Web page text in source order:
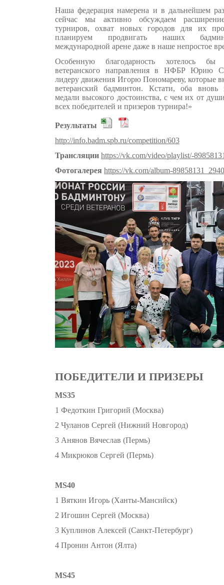
Наша федерация намерена и в дальнейшем
сейчас мы активно обсуждаем
турниров, охват новых городов для их
планируем продвигать наших
международной арене даже в наше непростое
Особенную благодарность хотелось бы
ветеранского направления в НФБР Юрию
лидеру движения Игорю Пономареву, которые
ветеранский бадминтон. Кстати, оба вновь
медали высокого достоинства, с чем их от
всех победителей и призеров турнира!»
Результаты
http://info.badm.spb.ru/competition/603
Трансляции https://vk.com/video/playlist/-
Фотогалерея https://vk.com/album-
ПОБЕДИТЕЛИ И ПРИЗЕРЫ
MS35
1 Федоткин Григорий (Москва)
2 Чуланов Сергей (Нижний Новгород)
3 Анянов Вячеслав (Пермь)
4 Микрюков Сергей (Пермь)
MS40
1 Вяткин Игорь (Ханты-Мансийск)
2 Игошин Сергей (Москва)
3 Куплинов Алексей (Санкт-Петербург)
4 Пронин Антон (Ялта)
MS45